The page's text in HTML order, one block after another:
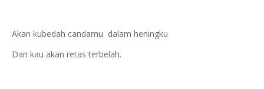
Akan kubedah candamu dalam heningku
Dan kau akan retas terbelah.